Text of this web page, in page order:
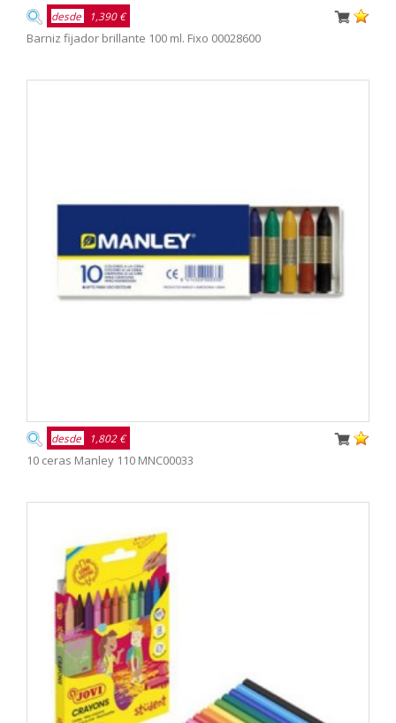
desde 1,390 €
Barniz fijador brillante 100 ml. Fixo 00028600
desde 1,802 €
10 ceras Manley 110 MNC00033